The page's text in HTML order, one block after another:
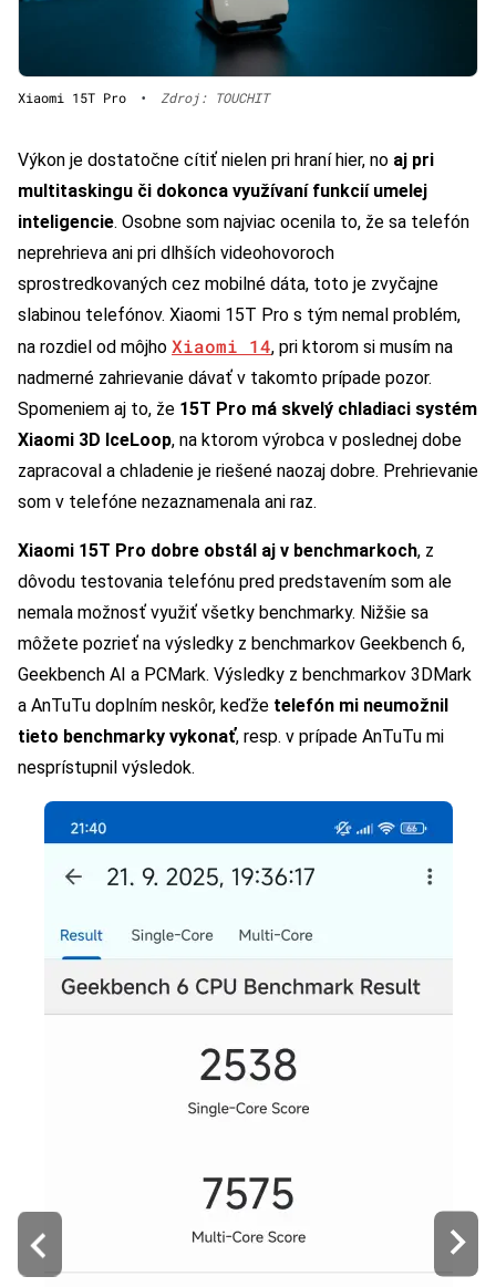
Xiaomi 15T Pro • Zdroj: TOUCHIT
Výkon je dostatočne cítiť nielen pri hraní hier, no aj pri
multitaskingu či dokonca využívaní funkcií umelej
inteligencie. Osobne som najviac ocenila to, že sa telefón
neprehrieva ani pri dlhších videohovoroch
sprostredkovaných cez mobilné dáta, toto je zvyčajne
slabinou telefónov. Xiaomi 15T Pro s tým nemal problém,
na rozdiel od môjho Xiaomi 14, pri ktorom si musím na
nadmerné zahrievanie dávať v takomto prípade pozor.
Spomeniem aj to, že 15T Pro má skvelý chladiaci systém
Xiaomi 3D IceLoop, na ktorom výrobca v poslednej dobe
zapracoval a chladenie je riešené naozaj dobre. Prehrievanie
som v telefóne nezaznamenala ani raz.
Xiaomi 15T Pro dobre obstál aj v benchmarkoch, z
dôvodu testovania telefónu pred predstavením som ale
nemala možnosť využiť všetky benchmarky. Nižšie sa
môžete pozrieť na výsledky z benchmarkov Geekbench 6,
Geekbench AI a PCMark. Výsledky z benchmarkov 3DMark
a AnTuTu doplním neskôr, keďže telefón mi neumožnil
tieto benchmarky vykonať, resp. v prípade AnTuTu mi
nesprístupnil výsledok.